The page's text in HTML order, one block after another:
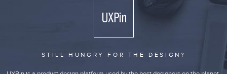
STILL HUNGRY FOR THE DESIGN?